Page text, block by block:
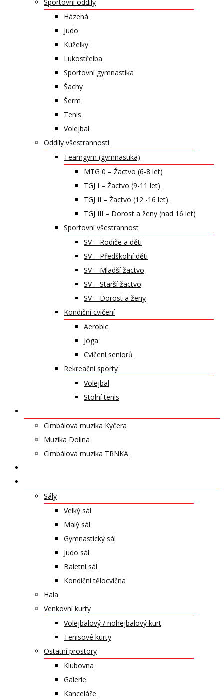
Házená
Judo
Kuželky
Lukostřelba
Sportovní gymnastika
Šachy
Šerm
Tenis
Volejbal
Oddíly všestrannosti
Teamgym (gymnastika)
MTG 0 – Žactvo (6-8 let)
TGJ I – Žactvo (9-11 let)
TGJ II – Žactvo (12 -16 let)
TGJ III – Dorost a ženy (nad 16 let)
Sportovní všestrannost
SV – Rodiče a děti
SV – Předškolní děti
SV – Mladší žactvo
SV – Starší žactvo
SV – Dorost a ženy
Kondiční cvičení
Aerobic
Jóga
Cvičení seniorů
Rekreační sporty
Volejbal
Stolní tenis
Cimbálová muzika Kyčera
Muzika Dolina
Cimbálová muzika TRNKA
Sály
Velký sál
Malý sál
Gymnastický sál
Judo sál
Baletní sál
Kondiční tělocvična
Hala
Venkovní kurty
Volejbalový / nohejbalový kurt
Tenisové kurty
Ostatní prostory
Klubovna
Galerie
Kanceláře